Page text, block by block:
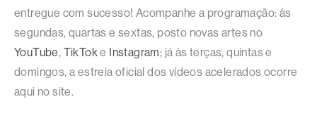
entregue com sucesso! Acompanhe a programação: às
segundas, quartas e sextas, posto novas artes no
YouTube, TikToke Instagram; já às terças, quintas e
domingos, a estreia oficial dos vídeos acelerados ocorre
aqui no site.